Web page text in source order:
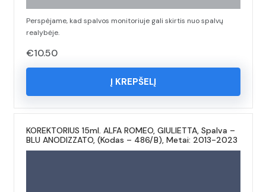
Perspėjame, kad spalvos monitoriuje gali skirtis nuo spalvų
realybėje.
€10.50
Į KREPŠELĮ
KOREKTORIUS 15ml. ALFA ROMEO, GIULIETTA, Spalva –
BLU ANODIZZATO, (Kodas – 486/B), Metai: 2013-2023